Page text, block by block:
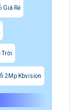
Giá Rẻ
Trời
2Mp Kbvision